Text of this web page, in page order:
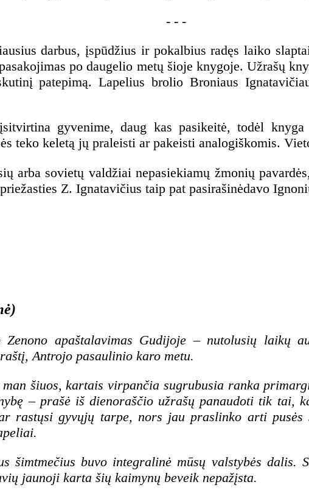
- - -
darbus, įspūdžius ir pokalbius radęs laiko
po daugelio metų šioje knygoje. Užrašų
patepimą. Lapelius brolio Broniaus
gyvenime, daug kas pasikeitė, todėl knyga
teko keletą jų praleisti ar pakeisti analogiškomis.
arba sovietų valdžiai nepasiekiamų žmonių
Z. Ignatavičius taip pat pasirašinėdavo
apaštalavimas Gudijoje–nutolusių laikų
Antrojo pasaulinio karo metu.
šiuos, kartais virpančia sugrubusia ranka
–prašė iš dienoraščio užrašų panaudoti tik tai,
rastųsi gyvųjų tarpe, nors jau praslinko arti pusės
šimtmečius buvo integralinė mūsų valstybės
jaunoji karta šių kaimynų beveik nepažįsta.